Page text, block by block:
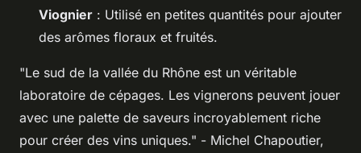
Viognier : Utilisé en petites quantités pour ajouter
des arômes floraux et fruités.
"Le sud de la vallée du Rhône est un véritable
laboratoire de cépages. Les vignerons peuvent jouer
avec une palette de saveurs incroyablement riche
pour créer des vins uniques." - Michel Chapoutier,